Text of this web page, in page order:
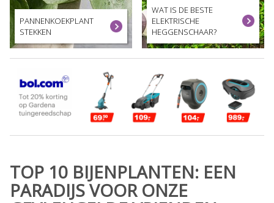
PANNENKOEKPLANT
STEKKEN
WAT IS DE BESTE
ELEKTRISCHE
HEGGENSCHAAR?
TOP 10 BIJENPLANTEN: EEN
PARADIJS VOOR ONZE